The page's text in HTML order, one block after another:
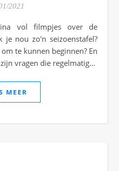
2021
je nou zo'n seizoenstafel?
te kunnen beginnen? En
vragen die regelmatig…
MEER